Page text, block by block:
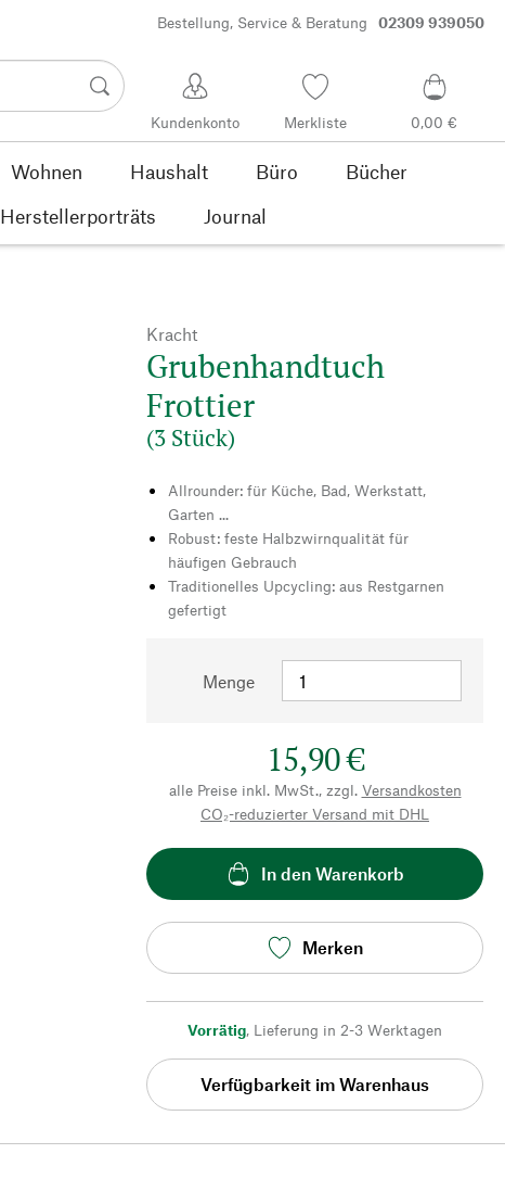
Bestellung, Service & Beratung 02309 939050
Kundenkonto Merkliste 0,00 €
Wohnen Haushalt Büro
Bücher
Herstellerporträts Journal
Kracht
Grubenhandtuch
Frottier
(3 Stück)
Allrounder: für Küche, Bad, Werkstatt,
Garten ...
Robust: feste Halbzwirnqualität für
häufigen Gebrauch
Traditionelles Upcycling: aus Restgarnen
gefertigt
Menge
15,90 €
alle Preise inkl. MwSt., zzgl. Versandkosten
CO₂-reduzierter Versand mit DHL
In den Warenkorb
Merken
Vorrätig, Lieferung in 2-3 Werktagen
Verfügbarkeit im Warenhaus